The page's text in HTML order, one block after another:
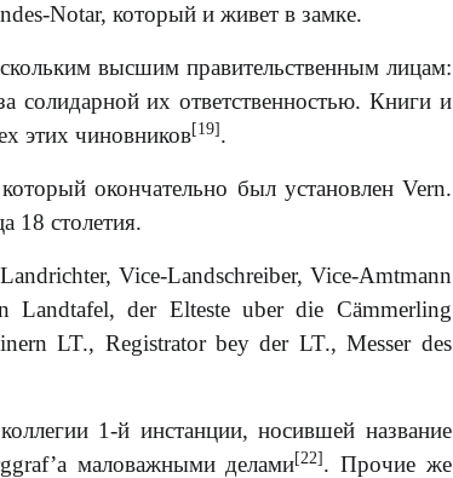
Notar, который и живет в замке.
высшим правительственным лицам:
солидарной их ответственностью. Книги и
этих чиновников[19] .
окончательно был установлен Vern.
18 столетия.
Vice-Landschreiber, Vice-Amtmann
Landtafel, der Elteste uber die Cämmerling
LT., Registrator bey der LT., Messer des
1-й инстанции, носившей название
маловажными делами[22] . Прочие же